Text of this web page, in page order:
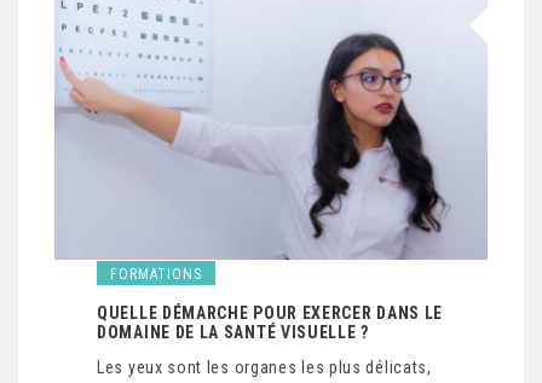
FORMATIONS
QUELLE DÉMARCHE POUR EXERCER DANS LE
DOMAINE DE LA SANTÉ VISUELLE ?
Les yeux sont les organes les plus délicats,